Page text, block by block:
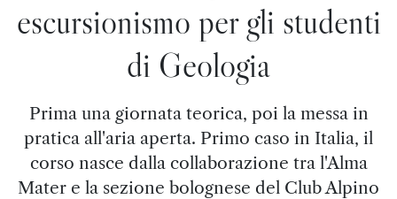
escursionismo per gli studenti
di Geologia
Prima una giornata teorica, poi la messa in
pratica all'aria aperta. Primo caso in Italia, il
corso nasce dalla collaborazione tra l'Alma
Mater e la sezione bolognese del Club Alpino